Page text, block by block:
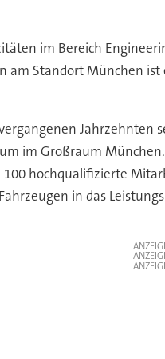
im Bereich
am Standort München
Jahrzehnten
im Großraum
100 hochqualifizierte
in das